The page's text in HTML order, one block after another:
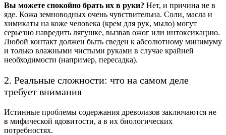
Вы можете спокойно брать их в руки? Нет, и причина не в
яде. Кожа земноводных очень чувствительна. Соли, масла и
химикаты на коже человека (крем для рук, мыло) могут
серьезно навредить лягушке, вызвав ожог или интоксикацию.
Любой контакт должен быть сведен к абсолютному минимуму
и только влажными чистыми руками в случае крайней
необходимости (например, пересадка).
2. Реальные сложности: что на самом деле
требует внимания
Истинные проблемы содержания древолазов заключаются не
в мифической ядовитости, а в их биологических
потребностях.